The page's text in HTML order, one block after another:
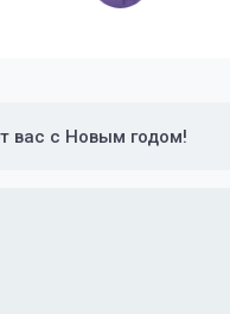
вас с Новым годом!